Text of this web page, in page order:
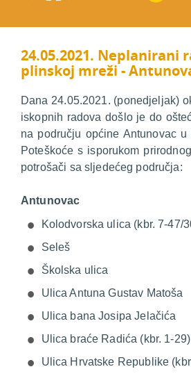
24.05.2021. Neplanirani
plinskoj mreži -
Dana 24.05.2021. (ponedjeljak)
iskopnih radova došlo je do
na području općine Antunovac
Poteškoće s isporukom
potrošači sa sljedećeg područja:
Antunovac
Kolodvorska ulica (kbr. 7-47/
Seleš
Školska ulica
Ulica Antuna Gustav Matoša
Ulica bana Josipa Jelačića
Ulica braće Radića (kbr. 1-29)
Ulica Hrvatske Republike